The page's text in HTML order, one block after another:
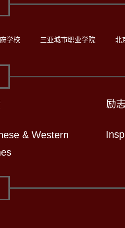
学校 三亚城市职业学院 北
励
& Western